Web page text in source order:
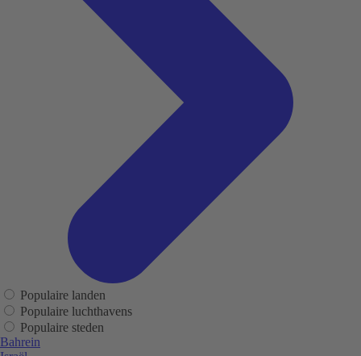
Populaire landen
Populaire luchthavens
Populaire steden
Bahrein